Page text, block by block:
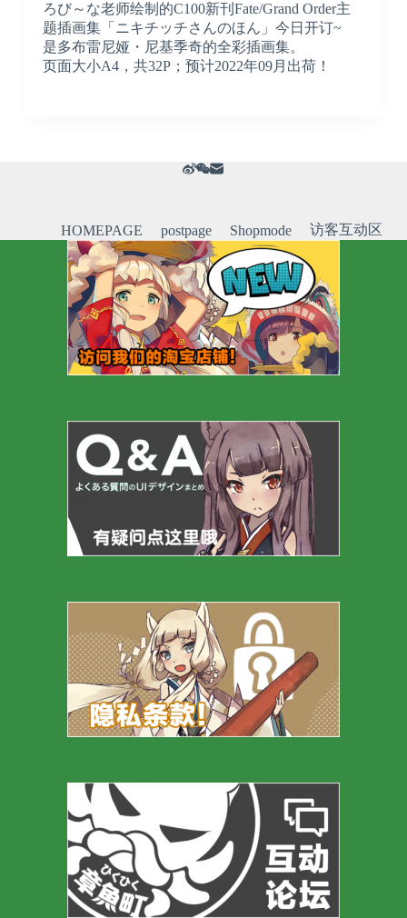
ろび～な老师绘制的C100新刊Fate/Grand Order主
题插画集「ニキチッチさんのほん」今日开订~
是多布雷尼娅・尼基季奇的全彩插画集。
页面大小A4，共32P；预计2022年09月出荷！
HOMEPAGE postpage Shopmode 访客互动区